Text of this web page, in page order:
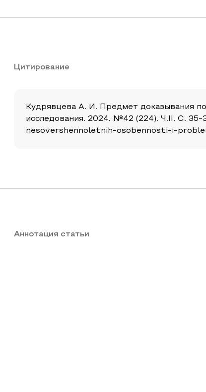
Цитирование
Кудрявцева А. И. Предмет доказывания
исследования. 2024. №42 (224). Ч.II. С.
nesovershennoletnih-osobennosti-i-
Аннотация статьи